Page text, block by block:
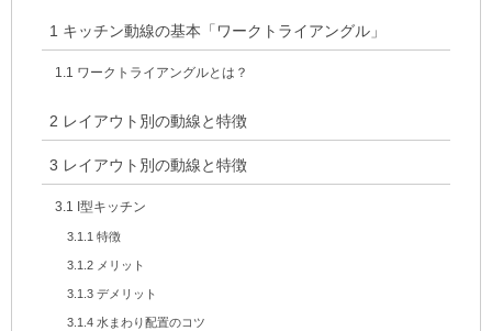
1 キッチン動線の基本「ワークトライアングル」
1.1 ワークトライアングルとは？
2 レイアウト別の動線と特徴
3 レイアウト別の動線と特徴
3.1 I型キッチン
3.1.1 特徴
3.1.2 メリット
3.1.3 デメリット
3.1.4 水まわり配置のコツ